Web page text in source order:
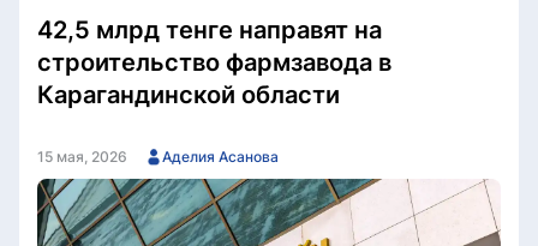
Спорт
Культура
Разное
Мнение
Видео
Мир
Послание
Служба Комплаенс
42,5 млрд тенге направят на
строительство фармзавода в
Карагандинской области
15 мая, 2026 Аделия Асанова